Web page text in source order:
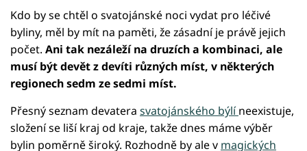
Kdo by se chtěl o svatojánské noci vydat pro léčivé
byliny, měl by mít na paměti, že zásadní je právě jejich
počet. Ani tak nezáleží na druzích a kombinaci, ale
musí být devět z devíti různých míst, v některých
regionech sedm ze sedmi míst.
Přesný seznam devatera svatojánského býlí neexistuje,
složení se liší kraj od kraje, takže dnes máme výběr
bylin poměrně široký. Rozhodně by ale v magických